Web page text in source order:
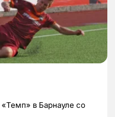
в Барнауле со